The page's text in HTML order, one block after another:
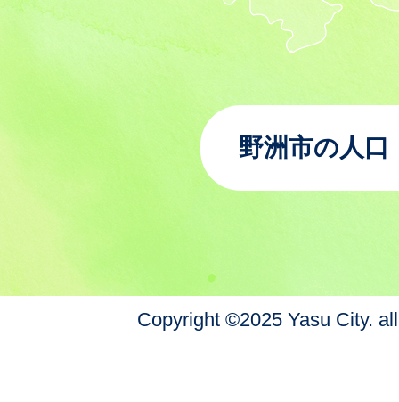
野洲市の人口
Copyright ©2025 Yasu City.